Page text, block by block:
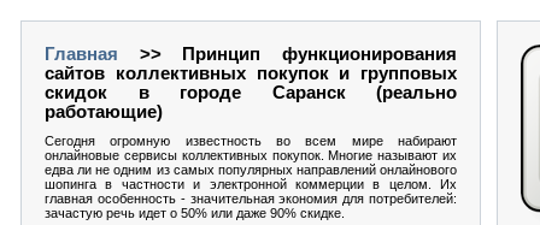
Главная >> Принцип функционирования
сайтов коллективных покупок и групповых
скидок в городе Саранск (реально
работающие)
Сегодня огромную известность во всем мире набирают
онлайновые сервисы коллективных покупок. Многие называют их
едва ли не одним из самых популярных направлений онлайнового
шопинга в частности и электронной коммерции в целом. Их
главная особенность - значительная экономия для потребителей:
зачастую речь идет о 50% или даже 90% скидке.